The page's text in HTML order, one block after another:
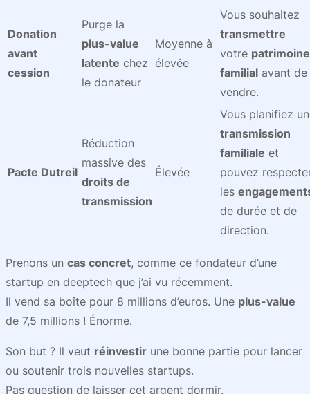
Donation
avant
cession
Purge la
plus-value
latente chez
le donateur
Moyenne à
élevée
Vous souhaitez
transmettre
votre patrimoine
familial avant de
vendre.
Pacte Dutreil
Réduction
massive des
droits de
transmission
Élevée
Vous planifiez
transmission
familiale et
pouvez
les
de durée et de
direction.
Prenons un cas concret, comme ce fondateur d’une
startup en deeptech que j’ai vu récemment.
Il vend sa boîte pour 8 millions d’euros. Une plus-value
de 7,5 millions ! Énorme.
Son but ? Il veut réinvestir une bonne partie pour lancer
ou soutenir trois nouvelles startups.
Pas question de laisser cet argent dormir.